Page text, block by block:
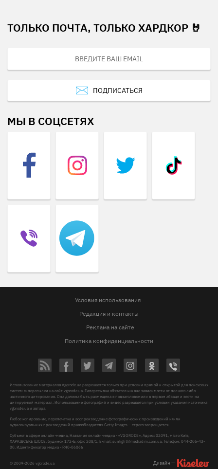
ТОЛЬКО ПОЧТА, ТОЛЬКО ХАРДКОР 🤘
ПОДПИСАТЬСЯ
МЫ В СОЦСЕТЯХ
Условия использования
Редакция и контакты
Реклама на сайте
Политика конфиденциальности
© 2009-2026 vgorode.ua
Использование материалов Vgorode.ua разрешается только при условии прямой и открытой для поисковых
систем гиперссылки на сайт vgorode.ua. Гиперссылка обязательна вне зависимости от полного либо
частичного цитирования. Она должна быть размещена в подзаголовке или в первом абзаце и вести на
цитируемый материал. Использование фотографий и видео разрешается при условии указания источника
vgorode.ua и автора.
Любое копирование, перепечатка и воспроизведение фотографических произведений и/или
аудиовизуальных произведений правообладателя Getty Images – строго запрещается.
Субъект в сфере онлайн-медиа, Название онлайн-медиа - «VGORODE», Адрес: 02091, місто Київ,
ХАРКІВСЬКЕ ШОСЕ, будинок 172-Б, офіс 208/1, E-mail:sunlight@mediadim.com.ua , Телефон: 044-205-43-
00, Идентификатор медиа - R40-06066
Дизайн —